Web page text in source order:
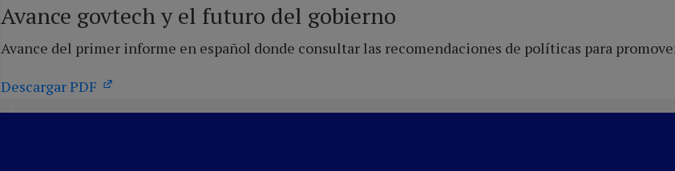
Avance govtech y el futuro del gobierno
Avance del primer informe en español donde consultar las recomendaciones de políticas para
Descargar PDF